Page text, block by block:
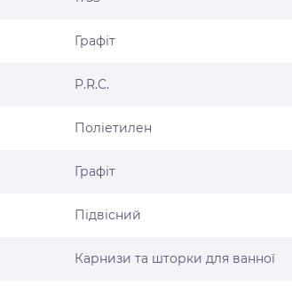
Графіт
P.R.C.
Поліетилен
Графіт
Підвісний
Карнизи та шторки для ванної